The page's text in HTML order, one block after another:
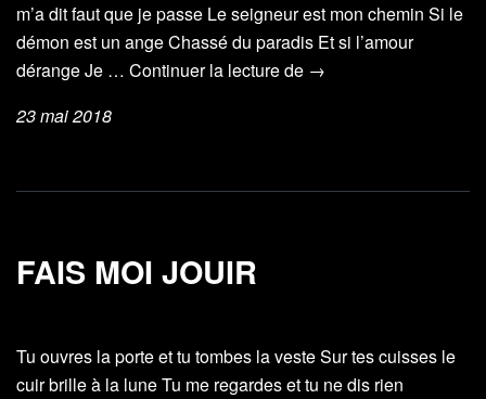
m’a dit faut que je passe Le seigneur est mon chemin Si le
démon est un ange Chassé du paradis Et si l’amour
dérange Je … Continuer la lecture de Les
→
23 mai 2018
FAIS MOI JOUIR
Tu ouvres la porte et tu tombes la veste Sur tes cuisses le
cuir brille à la lune Tu me regardes et tu ne dis rien